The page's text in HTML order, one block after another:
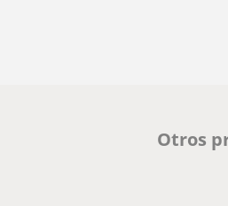
Otros